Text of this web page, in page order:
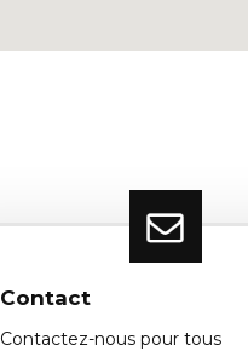
Contact
Contactez-nous pour tous